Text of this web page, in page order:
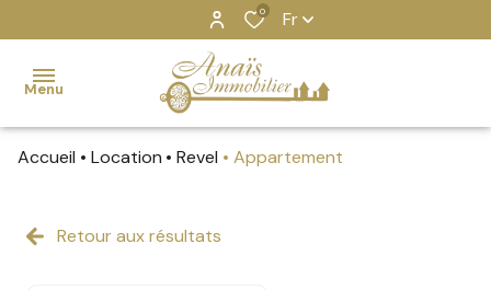
0 Fr
Menu
Ventes
MAISONS
MAISONS
GRUISSAN
Gruissan
Accueil Location Revel Appartement
Retour aux résultats